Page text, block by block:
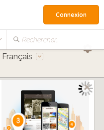
Rechercher…
Connexion
Français